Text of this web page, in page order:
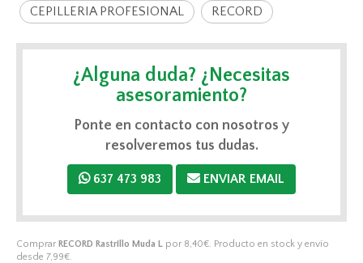
Comprar RECORD Rastrillo Muda L por 8,40€ . Producto en stock y envío
desde 7,99€
CEPILLERIA PROFESIONAL RECORD
¿Alguna duda? ¿Necesitas
asesoramiento?
Ponte en contacto con nosotros y
resolveremos tus dudas.
637 473 983 ENVIAR EMAIL